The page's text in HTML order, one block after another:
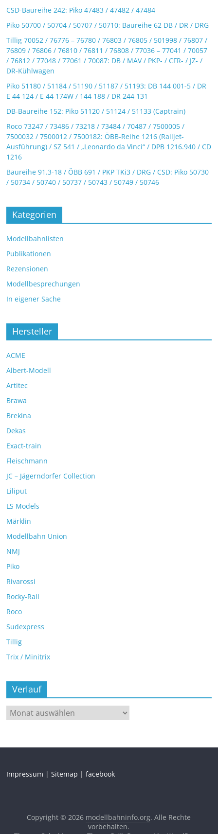
CSD-Baureihe 242: Piko 47483 / 47482 / 47484
Piko 50700 / 50704 / 50707 / 50710: Baureihe 62 DB / DR / DRG
Tillig 70052 / 76776 – 76780 / 76803 / 76805 / 501998 / 76807 /
76809 / 76806 / 76810 / 76811 / 76808 / 77036 – 77041 / 70057
/ 76812 / 77048 / 77061 / 70087: DB / MAV / PKP- / CFR- / JZ- /
DR-Kühlwagen
Piko 51180 / 51184 / 51190 / 51187 / 51193: DB 144 001-5 / DR
E 44 124 / E 44 174W / 144 188 / DR 244 131
DB-Baureihe 152: Piko 51120 / 51124 / 51133 (Captrain)
Roco 73247 / 73486 / 73218 / 73484 / 70487 / 7500005 /
7500032 / 7500012 / 7500182: ÖBB-Reihe 1216 (Railjet-
Ausführung) / SZ 541 / „Leonardo da Vinci“ / DPB 1216.940 / CD
1216
Baureihe 91.3-18 / ÖBB 691 / PKP TKi3 / DRG / CSD: Piko 50730
/ 50734 / 50740 / 50737 / 50743 / 50749 / 50746
Kategorien
Modellbahnlisten
Publikationen
Rezensionen
Modellbesprechungen
In eigener Sache
Hersteller
ACME
Albert-Modell
Artitec
Brawa
Brekina
Dekas
Exact-train
Fleischmann
JC – Jägerndorfer Collection
Liliput
LS Models
Märklin
Modellbahn Union
NMJ
Piko
Rivarossi
Rocky-Rail
Roco
Sudexpress
Tillig
Trix / Minitrix
Verlauf
Impressum |Sitemap |facebook
Copyright © 2026 modellbahninfo.org. Alle Rechte
vorbehalten.